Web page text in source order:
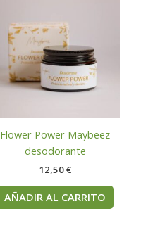
Flower Power Maybeez
desodorante
12,50€
AÑADIR AL CARRITO